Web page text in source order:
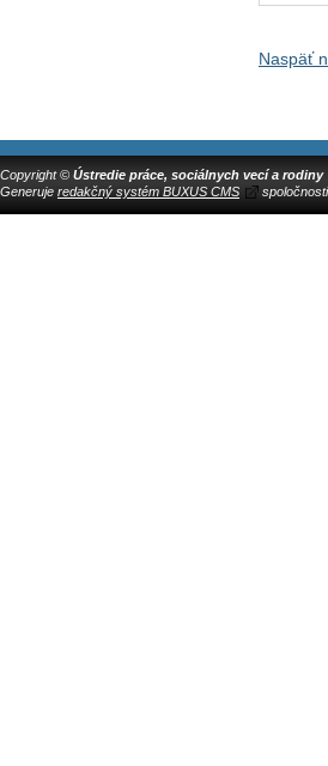
Naspäť
Copyright © Ústredie práce, sociálnych vecí a rodiny
Generuje redakčný systém BUXUS CMS spoločnosti